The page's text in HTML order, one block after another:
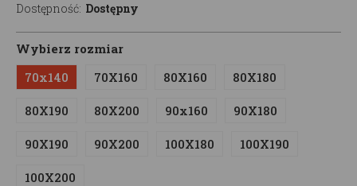
Dostępność: Dostępny
Wybierz rozmiar
70x140
70X160 80X160 80X180
80X190 80X200 90x160 90X180
90X190 90X200 100X180 100X190
100X200